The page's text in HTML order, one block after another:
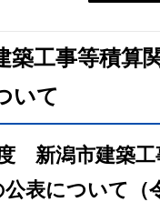
築工事等積算
いて
新潟市建築工
表について（